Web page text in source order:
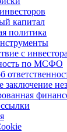
капитал
политика
с
по МСФО
заключение